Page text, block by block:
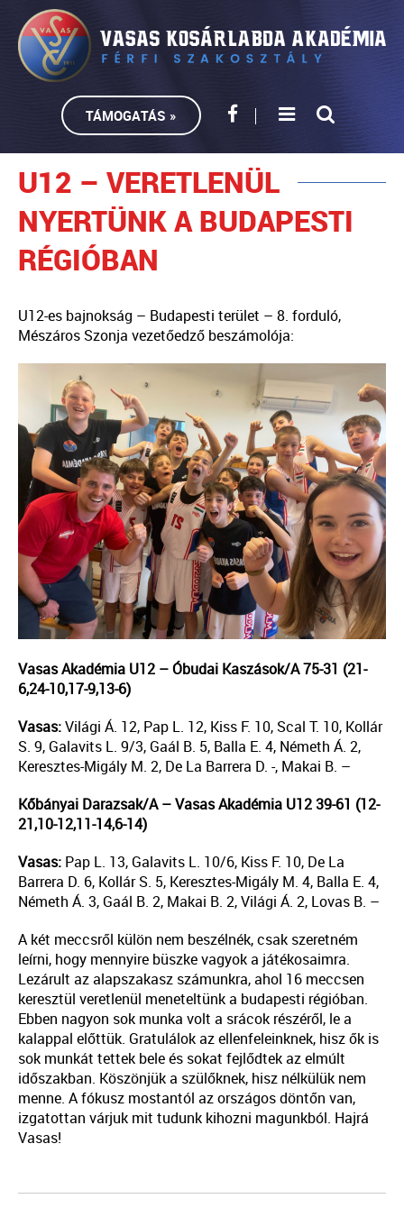
TÁMOGATÁS »
U12 – VERETLENÜL
NYERTÜNK A BUDAPESTI
RÉGIÓBAN
U12-es bajnokság – Budapesti terület – 8. forduló,
Mészáros Szonja vezetőedző beszámolója:
Vasas Akadémia U12 – Óbudai Kaszások/A 75-31 (21-
6,24-10,17-9,13-6)
Vasas:Világi Á. 12, Pap L. 12, Kiss F. 10, Scal T. 10, Kollár
S. 9, Galavits L. 9/3, Gaál B. 5, Balla E. 4, Németh Á. 2,
Keresztes-Migály M. 2, De La Barrera D. -, Makai B. –
Kőbányai Darazsak/A – Vasas Akadémia U12 39-61 (12-
21,10-12,11-14,6-14)
Vasas: Pap L. 13, Galavits L. 10/6, Kiss F. 10, De La
Barrera D. 6, Kollár S. 5, Keresztes-Migály M. 4, Balla E. 4,
Németh Á. 3, Gaál B. 2, Makai B. 2, Világi Á. 2, Lovas B. –
A két meccsről külön nem beszélnék, csak szeretném
leírni, hogy mennyire büszke vagyok a játékosaimra.
Lezárult az alapszakasz számunkra, ahol 16 meccsen
keresztül veretlenül meneteltünk a budapesti régióban.
Ebben nagyon sok munka volt a srácok részéről, le a
kalappal előttük. Gratulálok az ellenfeleinknek, hisz ők is
sok munkát tettek bele és sokat fejlődtek az elmúlt
időszakban. Köszönjük a szülőknek, hisz nélkülük nem
menne. A fókusz mostantól az országos döntőn van,
izgatottan várjuk mit tudunk kihozni magunkból. Hajrá
Vasas!